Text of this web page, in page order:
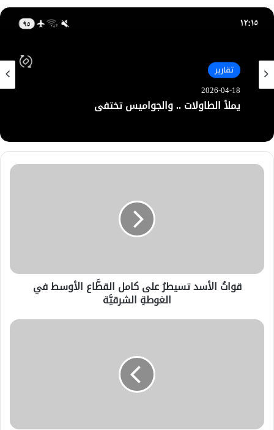
تقارير
2026-04-18
تقارير
2026-04-16
في جنوبيّ الحسكة .. “مياه مُرّة” وعيشٌ أكثر
قواتُ الأسد تسيطرُ على كامل القطَّاع الأوسط في
الغوطةِ الشرقيَّة